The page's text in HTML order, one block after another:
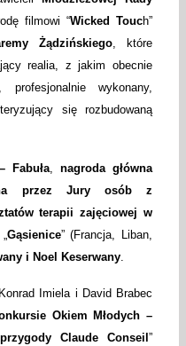
filmowi “Wicked Touch”
Żądzińskiego, które
realia, z jakim obecnie
wykonany,
się rozbudowaną
Fabuła,nagroda główna
przez Jury osób z
terapii zajęciowej w
Gąsienice” (Francja, Liban,
i Noel Keserwany.
Imiela i David Brabec
Okiem Młodych –
Claude Conseil”